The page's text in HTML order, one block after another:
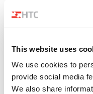
This website uses
We use cookies to
provide social media
We also share
circulair systeem kun je niet
oplossing voor
het product eigendom van